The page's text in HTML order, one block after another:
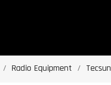
Radio Equipment